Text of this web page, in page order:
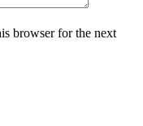
browser for the next